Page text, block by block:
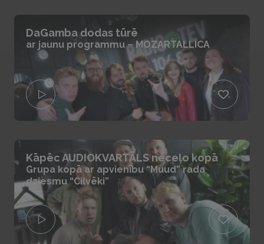
DaGamba dodas tūrē
ar jaunu programmu – MOZARTALLICA
Kāpēc AUDIOKVARTĀLS neceļo kopā
Grupa kopā ar apvienību “Muud” rada
dziesmu “Cilvēki”